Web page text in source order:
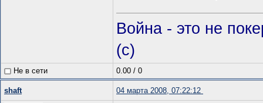
Война - это не
(c)
Не в сети 0.00 / 0
shaft 04 марта 2008, 07:22:12